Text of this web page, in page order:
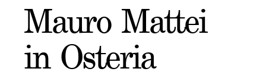
Mauro Mattei
in Osteria